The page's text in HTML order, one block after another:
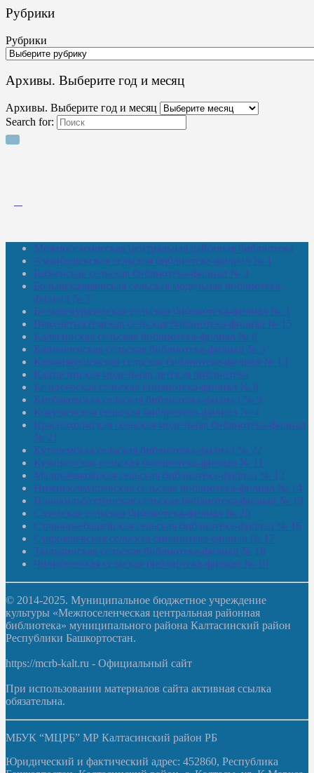
Рубрики
Рубрики
Архивы. Выберите год и месяц
Архивы. Выберите год и месяц
Search for:
Межпоселенческая центральная районная библиотека
Амзибашевская сельская библиотека-филиал № 1
Бабаевская сельская библиотека-филиал № 2
Большекачаковская сельская модельная библиотека-
филиал № 7
Большекуразовская сельская библиотека-филиал № 3
Верхнетыхтемская сельская библиотека-филиал № 15
Калегинская сельская библиотека-филиал № 6
Калмашевская сельская библиотека-филиал № 5
Калмиябашевская сельская библиотека-филиал № 13
Калтасинская модельная детская библиотека
Кельтеевская сельская библиотека-филиал № 8
Киебаковская сельская библиотека-филиал № 9
Кокушевская сельская библиотека-филиал № 4
Краснохолмская сельская модельная библиотека-филиал
№ 21
Кутеремская сельская библиотека-филиал № 22
Кучашевская сельская библиотека-филиал № 11
Малокачаковская сельская библиотека-филиал № 12
Нижнекачмашевская сельская библиотека-филиал № 14
Новокильбахтинская сельская библиотека-филиал № 19
Сазовская сельская библиотека-филиал № 20
Староорьебашевская сельская библиотека-филиал № 16
Старояшевская сельская библиотека-филиал № 17
Тюльдинская сельская библиотека-филиал № 18
Чилибеевская сельская библиотека-филиал № 10
© 2014-2025. Муниципальное бюджетное учреждение
культуры «Межпоселенческая центральная районная
библиотека» муниципального района Калтасинский район
Республики Башкортостан.
https://mcrb-kalt.ru - Официальный сайт
При использовании материалов сайта активная ссылка
обязательна.
МБУК “МЦРБ” МР Калтасинский район РБ
Юридический и фактический адрес: 452860, Республика